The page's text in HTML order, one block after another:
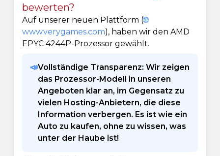
bewerten?
Auf unserer neuen Plattform (🌐
www.verygames.com), haben wir den AMD
EPYC 4244P-Prozessor gewählt.
📣Vollständige Transparenz: Wir zeigen
das Prozessor-Modell in unseren
Angeboten klar an, im Gegensatz zu
vielen Hosting-Anbietern, die diese
Information verbergen. Es ist wie ein
Auto zu kaufen, ohne zu wissen, was
unter der Haube ist!